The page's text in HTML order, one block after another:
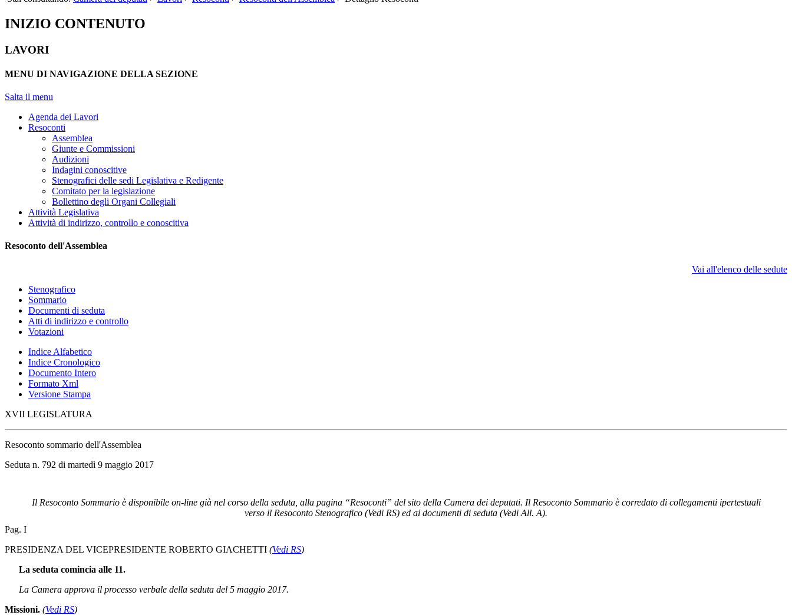
INIZIO CONTENUTO
LAVORI
MENU DI NAVIGAZIONE DELLA SEZIONE
Salta il menu
Agenda dei Lavori
Resoconti
Assemblea
Giunte e Commissioni
Audizioni
Indagini conoscitive
Stenografici delle sedi Legislativa e Redigente
Comitato per la legislazione
Bollettino degli Organi Collegiali
Attività Legislativa
Attività di indirizzo, controllo e conoscitiva
Resoconto dell'Assemblea
Vai all'elenco delle sedute
Stenografico
Sommario
Documenti di seduta
Atti di indirizzo e controllo
Votazioni
Indice Alfabetico
Indice Cronologico
Documento Intero
Formato Xml
Versione Stampa
XVII LEGISLATURA
Resoconto sommario dell'Assemblea
Seduta n. 792 di martedì 9 maggio 2017
Il Resoconto Sommario è disponibile on-line già nel corso della seduta, alla pagina “Resoconti” del sito della Camera dei deputati. Il Resoconto Sommario è corredato di collegamenti ipertestuali
verso il Resoconto Stenografico (Vedi RS) ed ai documenti di seduta (Vedi All. A).
Pag. I
PRESIDENZA DEL VICEPRESIDENTE ROBERTO GIACHETTI (Vedi RS)
La seduta comincia alle 11.
La Camera approva il processo verbale della seduta del 5 maggio 2017.
Missioni. (Vedi RS)